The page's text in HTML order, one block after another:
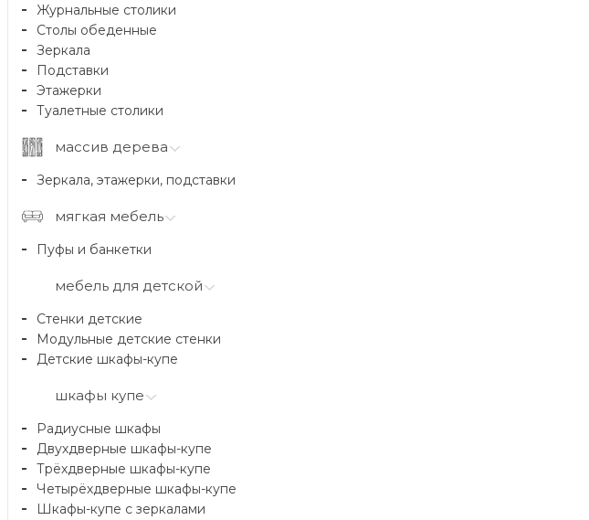
Журнальные столики
Столы обеденные
Зеркала
Подставки
Этажерки
Туалетные столики
массив дерева
Зеркала, этажерки, подставки
мягкая мебель
Пуфы и банкетки
мебель для детской
Стенки детские
Модульные детские стенки
Детские шкафы-купе
шкафы купе
Радиусные шкафы
Двухдверные шкафы-купе
Трёхдверные шкафы-купе
Четырёхдверные шкафы-купе
Шкафы-купе с зеркалами